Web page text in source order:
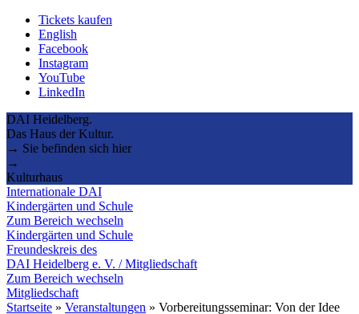
Tickets kaufen
English
Facebook
Instagram
YouTube
LinkedIn
DAI Heidelberg.
Das Haus der Kultur.
→ Sie befinden sich hier
→
Kulturhaus
Internationale DAI
Kindergärten und Schule
Zum Bereich wechseln
Kindergärten und Schule
Freundeskreis des
DAI Heidelberg e. V. / Mitgliedschaft
Zum Bereich wechseln
Mitgliedschaft
Startseite » Veranstaltungen » Vorbereitungsseminar: Von der Idee